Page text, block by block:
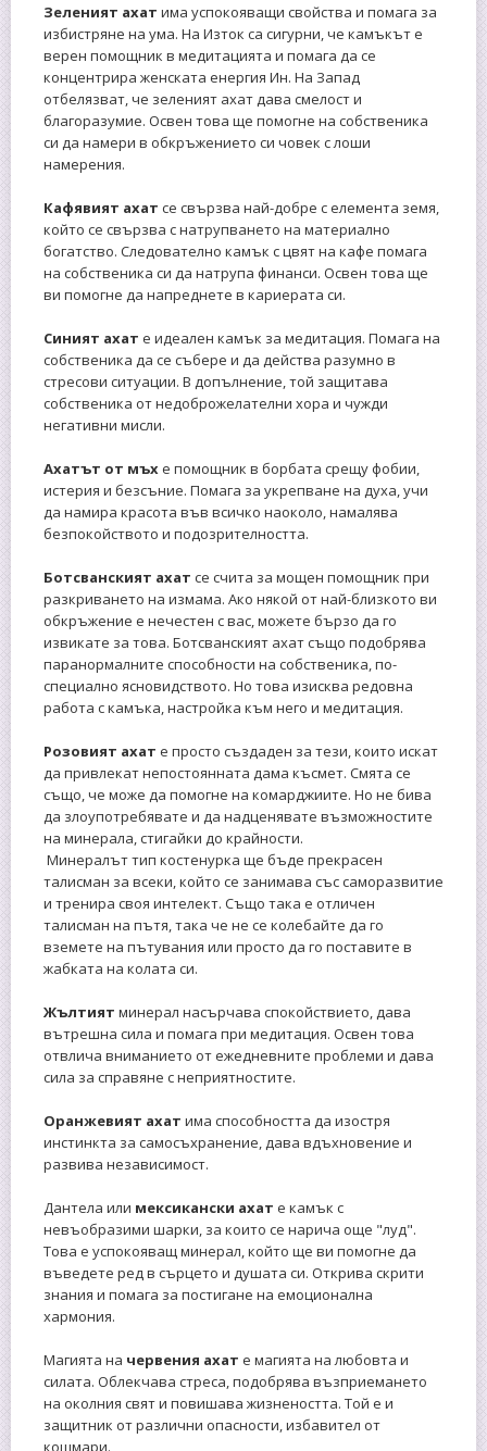
Зеленият ахат има успокояващи свойства и помага за
избистряне на ума. На Изток са сигурни, че камъкът е
верен помощник в медитацията и помага да се
концентрира женската енергия Ин. На Запад
отбелязват, че зеленият ахат дава смелост и
благоразумие. Освен това ще помогне на собственика
си да намери в обкръжението си човек с лоши
намерения.
Кафявият ахат се свързва най-добре с елемента земя,
който се свързва с натрупването на материално
богатство. Следователно камък с цвят на кафе помага
на собственика си да натрупа финанси. Освен това ще
ви помогне да напреднете в кариерата си.
Синият ахат е идеален камък за медитация. Помага на
собственика да се събере и да действа разумно в
стресови ситуации. В допълнение, той защитава
собственика от недоброжелателни хора и чужди
негативни мисли.
Ахатът от мъх е помощник в борбата срещу фобии,
истерия и безсъние. Помага за укрепване на духа, учи
да намира красота във всичко наоколо, намалява
безпокойството и подозрителността.
Ботсванският ахат се счита за мощен помощник при
разкриването на измама. Ако някой от най-близкото ви
обкръжение е нечестен с вас, можете бързо да го
извикате за това. Ботсванският ахат също подобрява
паранормалните способности на собственика, по-
специално ясновидството. Но това изисква редовна
работа с камъка, настройка към него и медитация.
Розовият ахат е просто създаден за тези, които искат
да привлекат непостоянната дама късмет. Смята се
също, че може да помогне на комарджиите. Но не бива
да злоупотребявате и да надценявате възможностите
на минерала, стигайки до крайности.
Минералът тип костенурка ще бъде прекрасен
талисман за всеки, който се занимава със саморазвитие
и тренира своя интелект. Също така е отличен
талисман на пътя, така че не се колебайте да го
вземете на пътувания или просто да го поставите в
жабката на колата си.
Жълтият минерал насърчава спокойствието, дава
вътрешна сила и помага при медитация. Освен това
отвлича вниманието от ежедневните проблеми и дава
сила за справяне с неприятностите.
Оранжевият ахат има способността да изостря
инстинкта за самосъхранение, дава вдъхновение и
развива независимост.
Дантела или мексикански ахат е камък с
невъобразими шарки, за които се нарича още "луд".
Това е успокояващ минерал, който ще ви помогне да
въведете ред в сърцето и душата си. Открива скрити
знания и помага за постигане на емоционална
хармония.
Магията на червения ахат е магията на любовта и
силата. Облекчава стреса, подобрява възприемането
на околния свят и повишава жизнеността. Той е и
защитник от различни опасности, избавител от
кошмари.